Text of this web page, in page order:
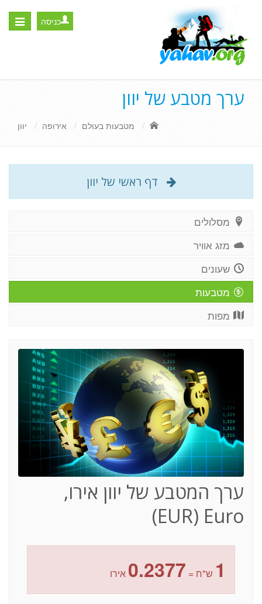
Toggle
כניסה
ערך מטבע של יוון
מטבעות בעולם אירופה יוון
דף ראשי של יוון
מסלולים
מזג אוויר
שעונים
מטבעות
מפות
ערך המטבע של יוון אירו,
(EUR) Euro
1 ש"ח = 0.2377 אירו